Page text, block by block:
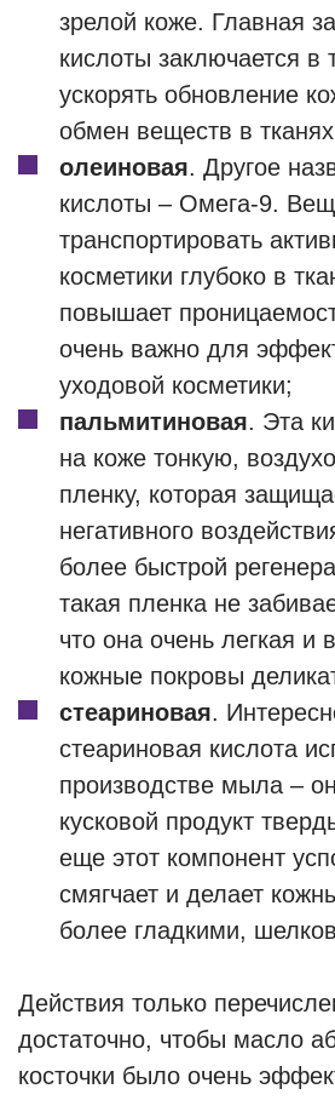
зрелой коже. Главная
кислоты заключается в
ускорять обновление
обмен веществ в
олеиновая. Другое
кислоты – Омега-9.
транспортировать
косметики глубоко в
повышает
очень важно для
уходовой косметики;
пальмитиновая. Эта
на коже тонкую,
пленку, которая
негативного
более быстрой
такая пленка не
что она очень легкая и
кожные покровы
стеариновая.
стеариновая кислота
производстве мыла –
кусковой продукт
еще этот компонент
смягчает и делает
более гладкими,
Действия только
достаточно, чтобы масло
косточки было очень